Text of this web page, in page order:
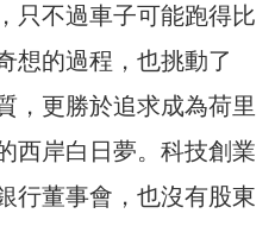
只不過車子可能跑得比
想的過程，也挑動了
，更勝於追求成為荷里
西岸白日夢。科技創業
行董事會，也沒有股東